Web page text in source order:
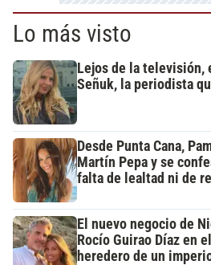
Lo más visto
Lejos de la televisión,
Señuk, la periodista
Desde Punta Cana,
Martín Pepa y se
falta de lealtad ni de
El nuevo negocio de
Rocío Guirao Díaz en
heredero de un